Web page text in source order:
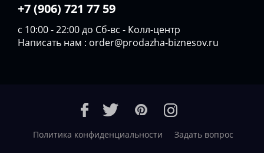
+7 (906) 721 77 59
с 10:00 - 22:00 до Сб-вс - Колл-центр
Написать нам : order@prodazha-biznesov.ru
Политика конфиденциальности Задать вопрос